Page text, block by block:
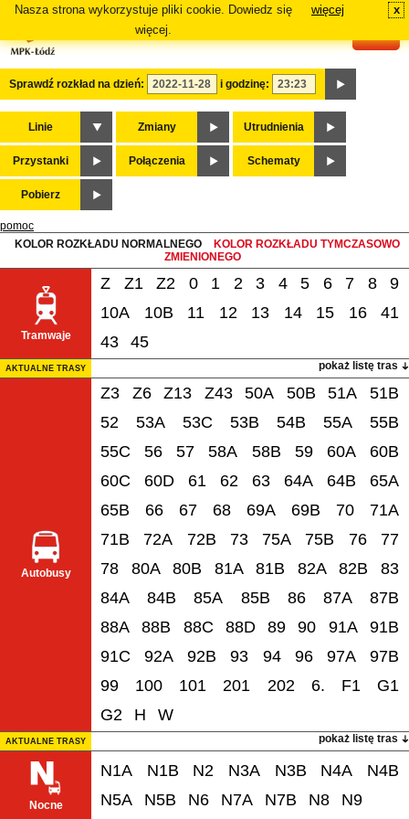
Nasza strona wykorzystuje pliki cookie. Dowiedz się
więcej.
więcej x
Sprawdź rozkład na dzień: i godzinę:
Linie Zmiany Utrudnienia
Przystanki Połączenia Schematy
Pobierz
pomoc
KOLOR ROZKŁADU NORMALNEGO
KOLOR ROZKŁADU TYMCZASOWO
ZMIENIONEGO
Tramwaje
Z Z1 Z2 0 1 2 3 4 5 6 7 8
9
10A
10B 11 12 13 14 15 16
41
43
45
pokaż listę tras
AKTUALNE TRASY
Autobusy
Z3 Z6 Z13 Z43 50A 50B 51A
51B
52
53A 53C 53B 54B 55A
55B
55C
56 57 58A 58B 59 60A
60B
60C
60D 61 62 63 64A 64B
65A
65B
66 67 68 69A 69B 70
71A
71B
72A 72B 73 75A 75B 76
77
78
80A 80B 81A 81B 82A 82B
83
84A
84B 85A 85B 86 87A
87B
88A
88B 88C 88D 89 90 91A
91B
91C
92A 92B 93 94 96 97A
97B
99
100 101 201 202 6. F1
G1
G2
H W
pokaż listę tras
AKTUALNE TRASY
Nocne
N1A N1B N2 N3A N3B N4A
N4B
N5A
N5B N6 N7A N7B N8 N9